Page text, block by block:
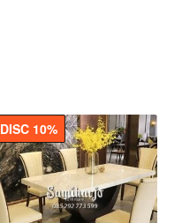
DISC 10%